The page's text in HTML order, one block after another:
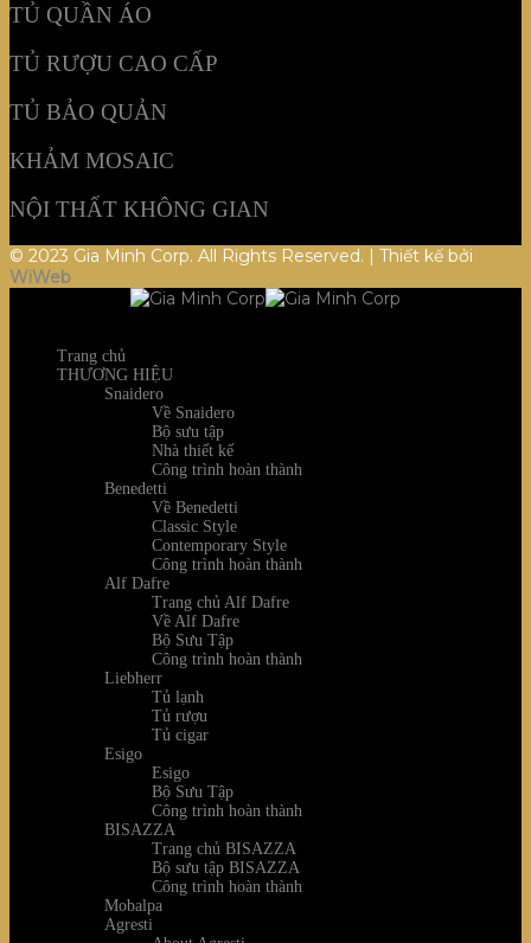
TỦ QUẦN ÁO
TỦ RƯỢU CAO CẤP
TỦ BẢO QUẢN
KHẢM MOSAIC
NỘI THẤT KHÔNG GIAN
© 2023 Gia Minh Corp. All Rights Reserved. | Thiết kế bởi
WiWeb
Trang chủ
THƯƠNG HIỆU
Snaidero
Về Snaidero
Bộ sưu tập
Nhà thiết kế
Công trình hoàn thành
Benedetti
Về Benedetti
Classic Style
Contemporary Style
Công trình hoàn thành
Alf Dafre
Trang chủ Alf Dafre
Về Alf Dafre
Bộ Sưu Tập
Công trình hoàn thành
Liebherr
Tủ lạnh
Tủ rượu
Tủ cigar
Esigo
Esigo
Bộ Sưu Tập
Công trình hoàn thành
BISAZZA
Trang chủ BISAZZA
Bộ sưu tập BISAZZA
Công trình hoàn thành
Mobalpa
Agresti